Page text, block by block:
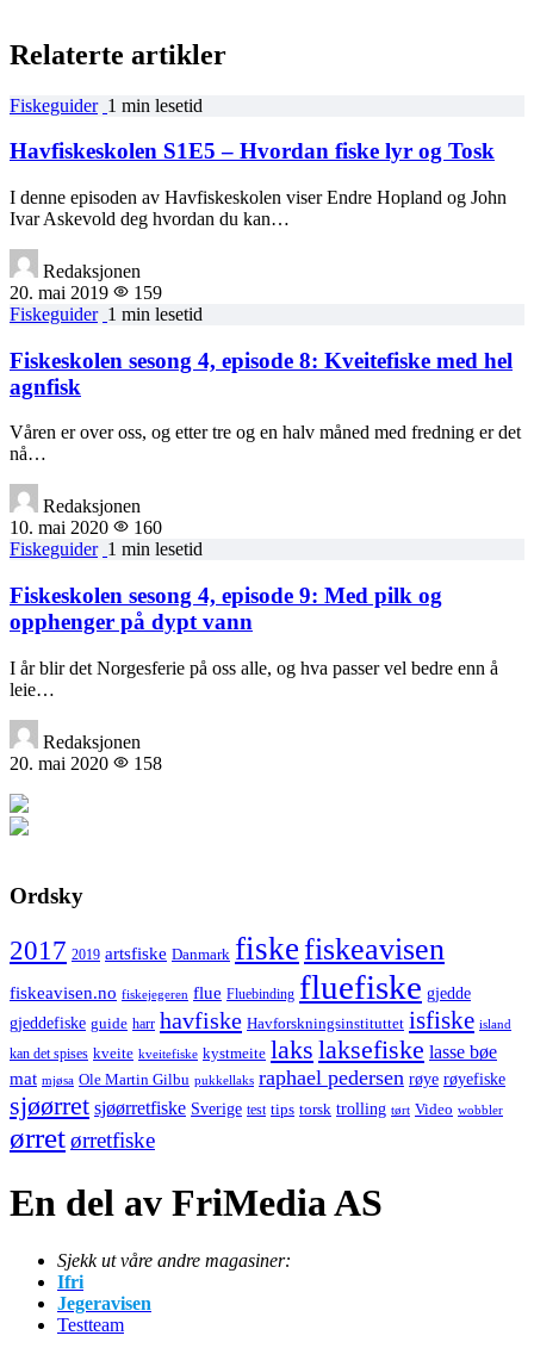
Relaterte artikler
Fiskeguider 1 min lesetid
Havfiskeskolen S1E5 – Hvordan fiske lyr og Tosk
I denne episoden av Havfiskeskolen viser Endre Hopland og John
Ivar Askevold deg hvordan du kan…
Redaksjonen
20. mai 2019
159
Fiskeguider 1 min lesetid
Fiskeskolen sesong 4, episode 8: Kveitefiske med hel
agnfisk
Våren er over oss, og etter tre og en halv måned med fredning er det
nå…
Redaksjonen
10. mai 2020
160
Fiskeguider 1 min lesetid
Fiskeskolen sesong 4, episode 9: Med pilk og
opphenger på dypt vann
I år blir det Norgesferie på oss alle, og hva passer vel bedre enn å
leie…
Redaksjonen
20. mai 2020
158
Ordsky
2017 2019 artsfiske Danmark fiskefiskeavisen
fiskeavisen.no fiskejegeren flue Fluebinding fluefiske gjedde
gjeddefiske guide harr havfiske Havforskningsinstituttet isfiske island
kan det spises kveite kveitefiske kystmeite laks laksefiske lasse bøe
mat mjøsa Ole Martin Gilbu pukkellaks raphael pedersen røye røyefiske
sjøørret sjøørretfiske Sverige test tips torsk trolling tørt Video wobbler
ørretørretfiske
En del av FriMedia AS
Sjekk ut våre andre magasiner:
Ifri
Jegeravisen
Testteam